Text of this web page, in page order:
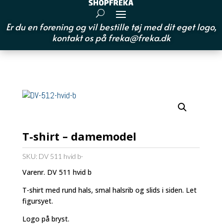
Er du en forening og vil bestille tøj med dit eget logo,
kontakt os på freka@freka.dk
T-shirt – damemodel
SKU: DV 511 hvid b-
Varenr. DV 511 hvid b
T-shirt med rund hals, smal halsrib og slids i siden. Let
figursyet.
Logo på bryst.